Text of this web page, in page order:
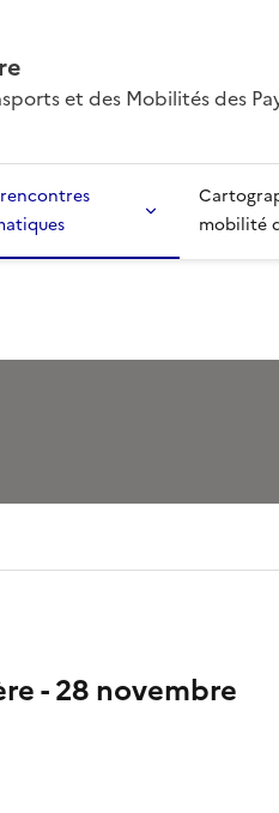
et des Mobilités des
mobilité
- 28 novembre